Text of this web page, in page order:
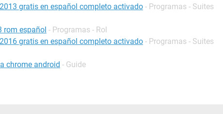
gratis en español completo activado - Programas - Suites
rom español - Programas - Rol
gratis en español completo activado - Programas - Suites
chrome android - Guide